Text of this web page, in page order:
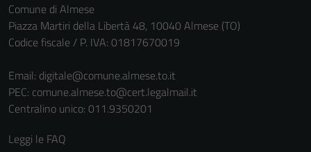
Comune di Almese
Piazza Martiri della Libertà 48, 10040 Almese (TO)
Codice fiscale / P. IVA: 01817670019
Email: digitale@comune.almese.to.it
PEC: comune.almese.to@cert.legalmail.it
Centralino unico: 011.9350201
Leggi le FAQ